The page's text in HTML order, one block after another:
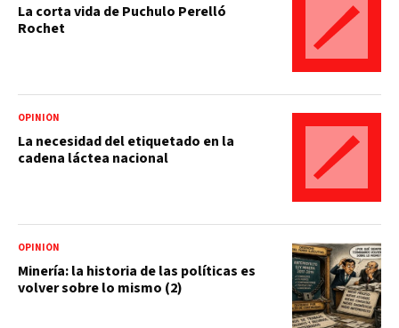
La corta vida de Puchulo Perelló
Rochet
OPINIÓN
La necesidad del etiquetado en la
cadena láctea nacional
OPINIÓN
Minería: la historia de las políticas es
volver sobre lo mismo (2)